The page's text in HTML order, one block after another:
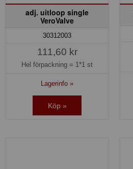
adj. uitloop single
VeroValve
30312003
111,60 kr
Hel förpackning = 1*1 st
Lagerinfo »
Köp »